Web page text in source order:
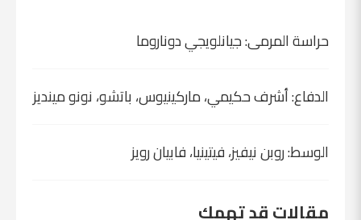
حراسة المرمى: جيانلويجي دوناروما
الدفاع: أشرف حكيمي، ماركينيوس، باتشو، نونو مينديز
الوسط: روبن نيفيز، فيتينيا، فابيان رويز
مقالات قد تهمك